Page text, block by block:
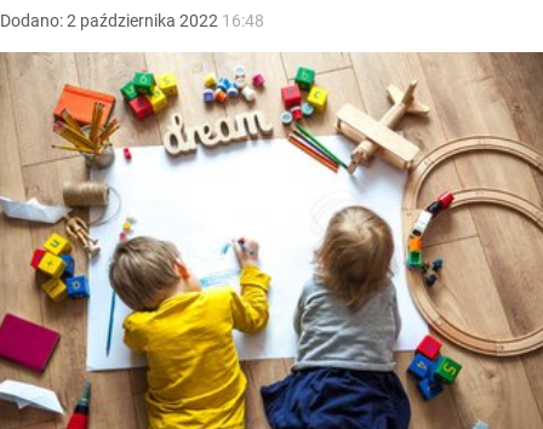
Dodano:2 października 2022 16:48